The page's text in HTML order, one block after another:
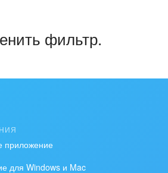
фильтр.
приложение
для Windows и Mac